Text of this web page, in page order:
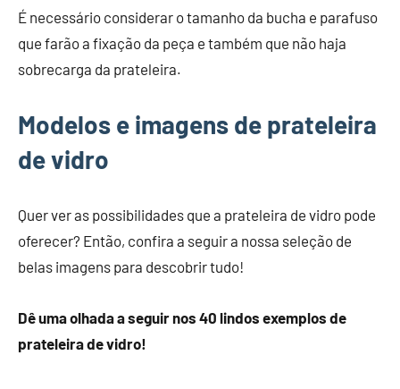
É necessário considerar o tamanho da bucha e parafuso
que farão a fixação da peça e também que não haja
sobrecarga da prateleira.
Modelos e imagens de prateleira
de vidro
Quer ver as possibilidades que a prateleira de vidro pode
oferecer? Então, confira a seguir a nossa seleção de
belas imagens para descobrir tudo!
Dê uma olhada a seguir nos 40 lindos exemplos de
prateleira de vidro!